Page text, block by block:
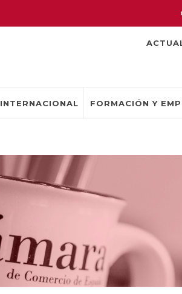
INTERNACIONAL FORMACIÓN Y